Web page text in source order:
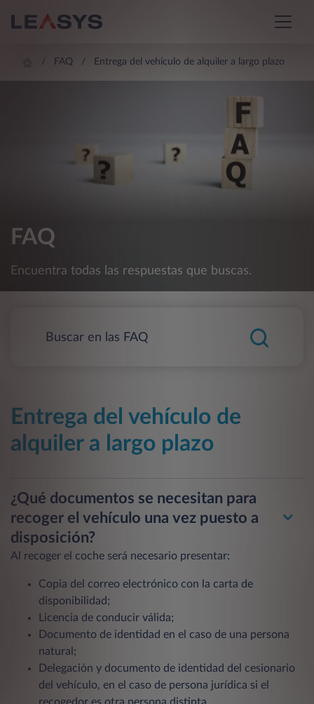
FAQ Entrega del vehículo de alquiler a largo plazo
FAQ
Encuentra todas las respuestas que buscas.
Entrega del vehículo de
alquiler a largo plazo
¿Qué documentos se necesitan para
recoger el vehículo una vez puesto a
disposición?
Al recoger el coche será necesario presentar:
Copia del correo electrónico con la carta de
disponibilidad;
Licencia de conducir válida;
Documento de identidad en el caso de una persona
natural;
Delegación y documento de identidad del cesionario
del vehículo, en el caso de persona jurídica si el
recogedor es otra persona distinta.